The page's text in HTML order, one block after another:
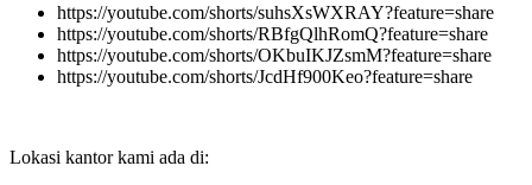
https://youtube.com/shorts/suhsXsWXRAY?feature=share
https://youtube.com/shorts/RBfgQlhRomQ?feature=share
https://youtube.com/shorts/OKbuIKJZsmM?feature=share
https://youtube.com/shorts/JcdHf900Keo?feature=share
Lokasi kantor kami ada di: